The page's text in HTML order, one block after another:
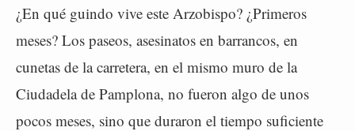
¿En qué guindo vive este Arzobispo? ¿Primeros
meses? Los paseos, asesinatos en barrancos, en
cunetas de la carretera, en el mismo muro de la
Ciudadela de Pamplona, no fueron algo de unos
pocos meses, sino que duraron el tiempo suficiente